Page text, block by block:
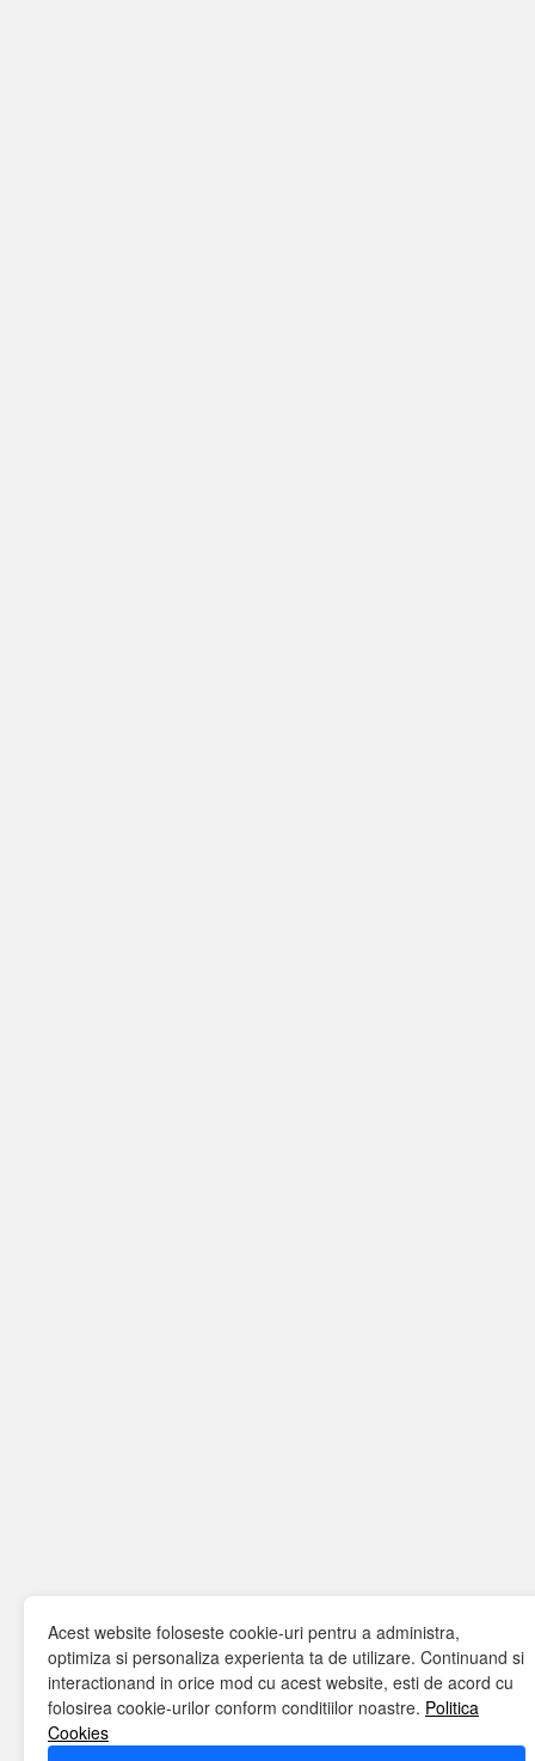
Acest website foloseste cookie-uri pentru a administra,
optimiza si personaliza experienta ta de utilizare. Continuand si
interactionand in orice mod cu acest website, esti de acord cu
folosirea cookie-urilor conform conditiilor noastre. Politica
Cookies